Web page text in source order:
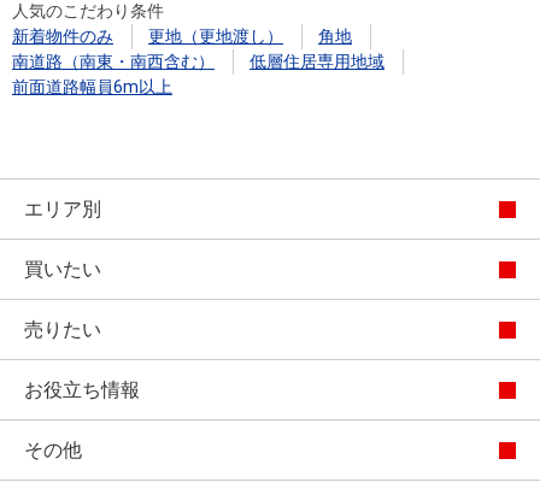
人気のこだわり条件
新着物件のみ
更地（更地渡し）
角地
南道路（南東・南西含む）
低層住居専用地域
前面道路幅員6m以上
エリア別
買いたい
売りたい
お役立ち情報
その他